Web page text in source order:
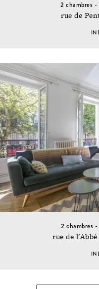
2 chambres
rue de
2 chambres
rue de